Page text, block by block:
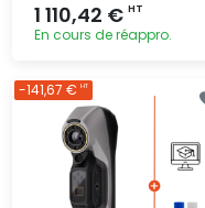
1 110,42 € HT
En cours de réappro.
-141,67 € HT